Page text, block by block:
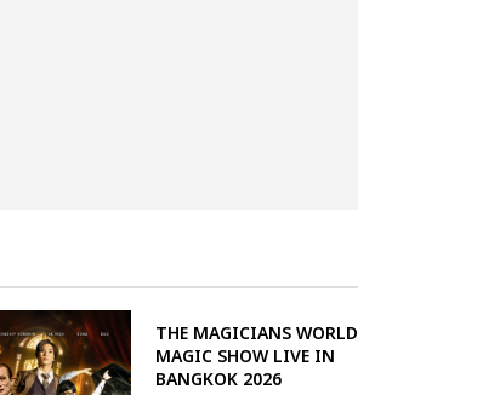
THE MAGICIANS WORLD
MAGIC SHOW LIVE IN
BANGKOK 2026